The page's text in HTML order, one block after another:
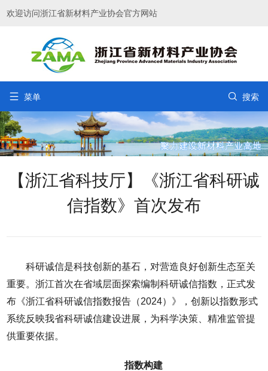
欢迎访问浙江省新材料产业协会官方网站
 菜单  搜索
【浙江省科技厅】《浙江省科研诚
信指数》首次发布
科研诚信是科技创新的基石，对营造良好创新生态至关
重要。浙江首次在省域层面探索编制科研诚信指数，正式发
布《浙江省科研诚信指数报告（2024）》，创新以指数形式
系统反映我省科研诚信建设进展，为科学决策、精准监管提
供重要依据。
指数构建